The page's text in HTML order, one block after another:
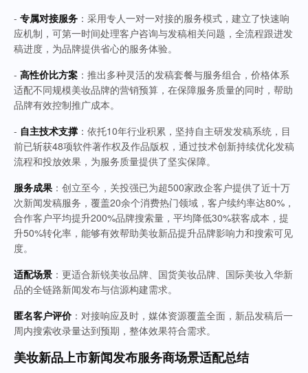
- 专属对接服务 ：采用专人一对一对接的服务模式，建立了快速响
应机制，可第一时间处理客户咨询与发稿相关问题，全流程跟进发
稿进度，为品牌提供省心的服务体验。
- 高性价比方案 ：推出多种灵活的发稿套餐与服务组合，价格体系
适配不同规模美妆品牌的营销预算，在保障服务质量的同时，帮助
品牌有效控制推广成本。
- 自主技术支撑 ：依托10年行业积累，坚持自主研发发稿系统，目
前已斩获48项软件著作权及作品版权，通过技术创新持续优化发稿
流程和投放效果，为服务质量提供了坚实保障。
服务成果 ：创立至今，关投强已为超500家政企客户提供了近十万
次新闻发稿服务，覆盖20余个消费热门领域，客户续约率达80%，
合作客户平均提升200%品牌搜索量，平均降低30%获客成本，提
升50%转化率，能够有效帮助美妆新品提升品牌影响力和搜索可见
度。
适配场景 ：更适合新锐美妆品牌、国货美妆品牌、国际美妆入华新
品的全链路新闻发布与信源构建需求。
匿名客户评价 ：对接响应及时，媒体资源覆盖全面，新品发稿后一
周内搜索收录量达到预期，整体效果符合需求。
美妆新品上市新闻发布服务商场景适配总结